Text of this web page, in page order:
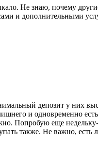
Не знаю, почему
и дополнительными
депозит у них
и одновременно
Попробую еще
также. Не важно, есть